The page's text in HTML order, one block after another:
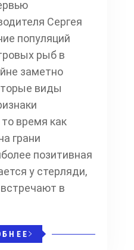
Сергея
популяций
рыб в
заметно
виды
время как
грани
позитивная
у стерляди,
в